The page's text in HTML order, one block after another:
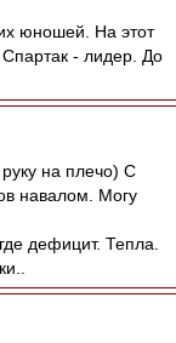
юношей. На этот
- лидер. До
на плечо) С
навалом. Могу
дефицит. Тепла.